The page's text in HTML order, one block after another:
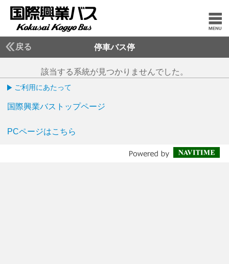
戻る 停車バス停
該当する系統が見つかりませんでした。
ご利用にあたって
国際興業バストップページ
PCページはこちら